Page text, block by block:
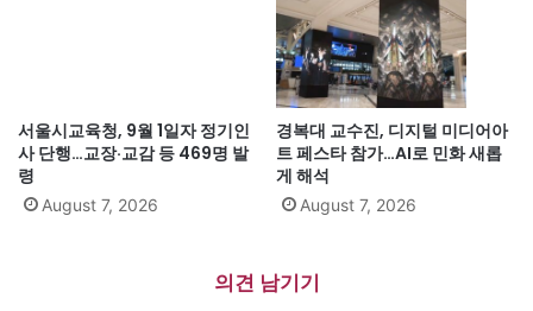
서울시교육청, 9월 1일자 정기인
사 단행…교장·교감 등 469명 발
령
August 7, 2026
경복대 교수진, 디지털 미디어아
트 페스타 참가…AI로 민화 새롭
게 해석
August 7, 2026
의견 남기기